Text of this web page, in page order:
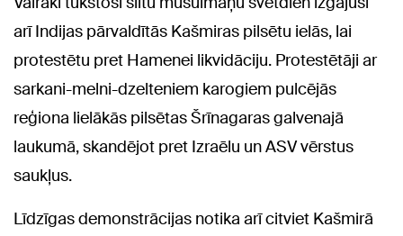
arī Indijas pārvaldītās Kašmiras pilsētu ielās, lai
protestētu pret Hamenei likvidāciju. Protestētāji ar
sarkani-melni-dzelteniem karogiem pulcējās
reģiona lielākās pilsētas Šrīnagaras galvenajā
laukumā, skandējot pret Izraēlu un ASV vērstus
saukļus.
Līdzīgas demonstrācijas notika arī citviet Kašmirā